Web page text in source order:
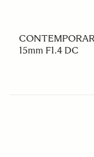
15mm F1.4 DC